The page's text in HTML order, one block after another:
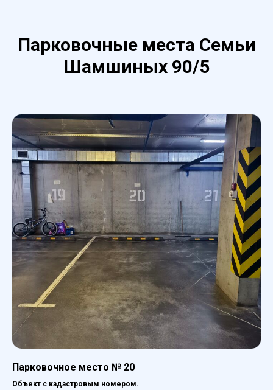
Парковочные места Cемьи
Шамшиных 90/5
Парковочное место № 20
Объект с кадастровым номером.